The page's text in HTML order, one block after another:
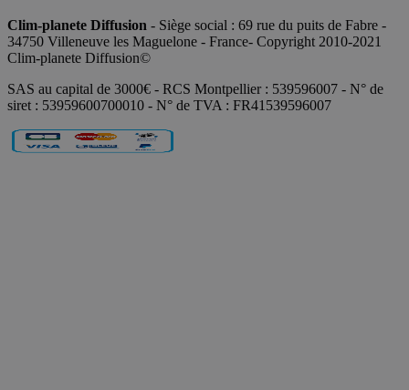
Clim-planete Diffusion - Siège social : 69 rue du puits de Fabre -
34750 Villeneuve les Maguelone - France- Copyright 2010-2021
Clim-planete Diffusion©
SAS au capital de 3000€ - RCS Montpellier : 539596007 - N° de
siret : 53959600700010 - N° de TVA : FR41539596007